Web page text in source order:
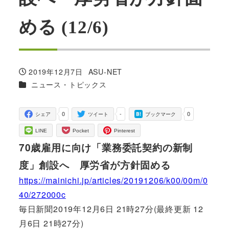
める (12/6)
投稿日
2019年12月7日
著
者
ASU-NET
カテゴリー
ニュース・トピックス
0
シェア -
ツイート 0
ブックマーク
LINE Pocket Pinterest
70歳雇用に向け「業務委託契約の新制
度」創設へ 厚労省が方針固める
https://mainichi.jp/articles/20191206/k00/00m/0
40/272000c
毎日新聞2019年12月6日 21時27分(最終更新 12
月6日 21時27分)